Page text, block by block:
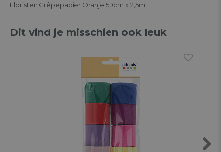
Floristen Crêpepapier Oranje 50cm x 2,5m
Dit vind je misschien ook leuk